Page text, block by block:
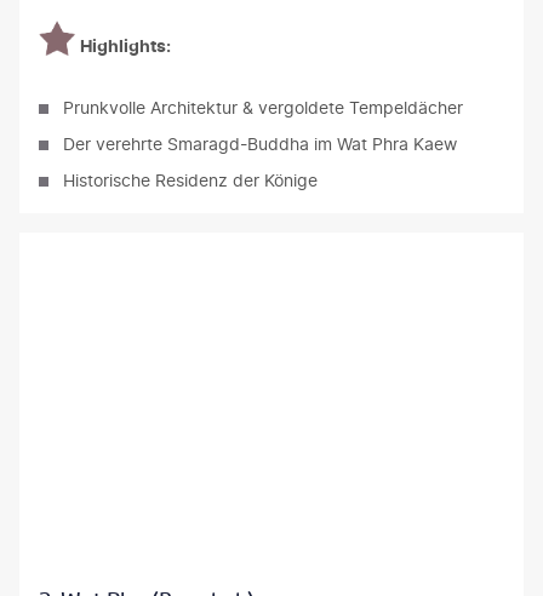
Highlights:
Prunkvolle Architektur & vergoldete Tempeldächer
Der verehrte Smaragd-Buddha im Wat Phra Kaew
Historische Residenz der Könige